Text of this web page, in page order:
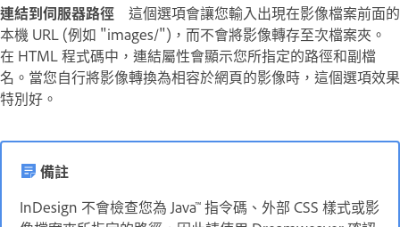
連結到伺服器路徑
這個選項會讓您輸入出現在影像檔案前面的
本機 URL (例如 "images/")，而不會將影像轉存至次檔案夾。
在 HTML 程式碼中，連結屬性會顯示您所指定的路徑和副檔
名。當您自行將影像轉換為相容於網頁的影像時，這個選項效果
特別好。
備註
InDesign 不會檢查您為 Java™ 指令碼、外部 CSS 樣式或影